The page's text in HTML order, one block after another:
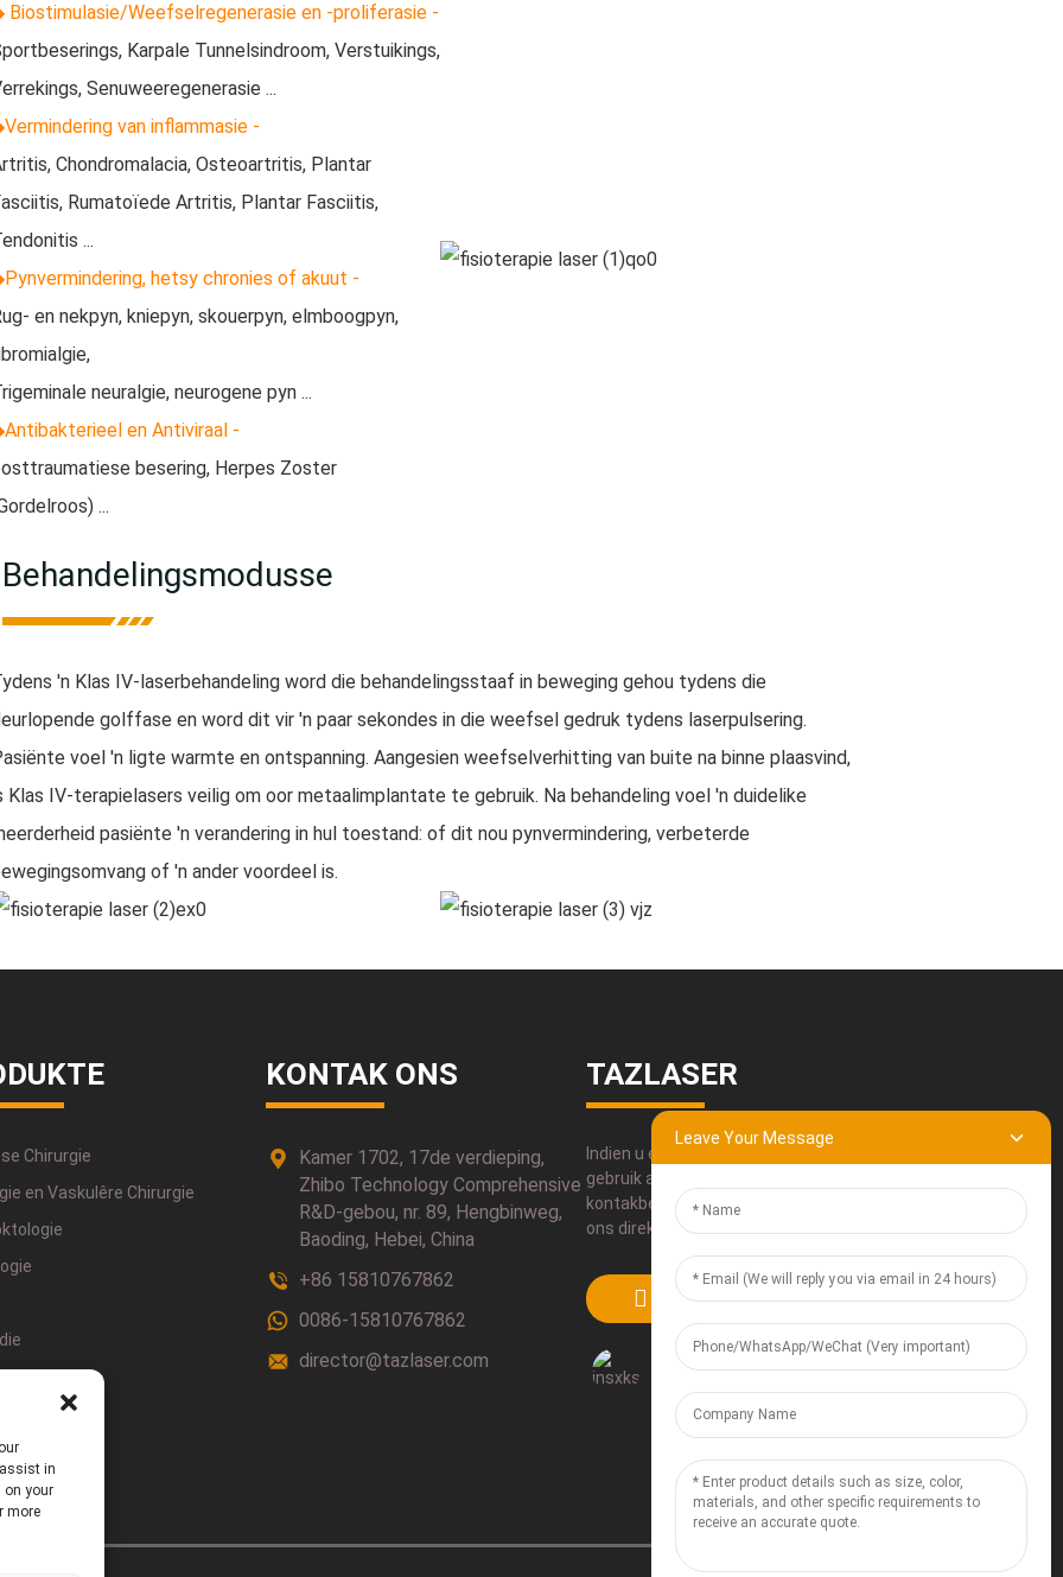
Biostimulasie/Weefselregenerasie en -proliferasie -
Karpale Tunnelsindroom, Verstuikings,
Senuweeregenerasie ...
van inflammasie -
Chondromalacia, Osteoartritis, Plantar
Rumatoïede Artritis, Plantar Fasciitis,
...
hetsy chronies of akuut -
en nekpyn, kniepyn, skouerpyn, elmboogpyn,
neuralgie, neurogene pyn ...
en Antiviraal -
besering, Herpes Zoster
...
Behandelingsmodusse
'n Klas IV-laserbehandeling word die behandelingsstaaf in beweging gehou tydens die
golffase en word dit vir 'n paar sekondes in die weefsel gedruk tydens laserpulsering.
voel 'n ligte warmte en ontspanning. Aangesien weefselverhitting van buite na binne plaasvind,
Klas IV-terapielasers veilig om oor metaalimplantate te gebruik. Na behandeling voel 'n duidelike
pasiënte 'n verandering in hul toestand: of dit nou pynvermindering, verbeterde
of 'n ander voordeel is.
Chirurgie
en Vaskulêre Chirurgie
KONTAK ONS
Kamer 1702, 17de verdieping,
Zhibo Technology Comprehensive
R&D-gebou, nr. 89, Hengbinweg,
Baoding, Hebei, China
+86 15810767862
0086-15810767862
director@tazlaser.com
TAZLASER
Indien u enige vrae oor ons produkte het,
gebruik asseblief ons
kontakbesonderhede, e-pos ons of skakel
ons direk.
DIEN IN
Leave Your Message
in
on your
more